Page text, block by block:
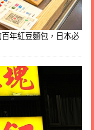
百年紅豆麵包，日本必